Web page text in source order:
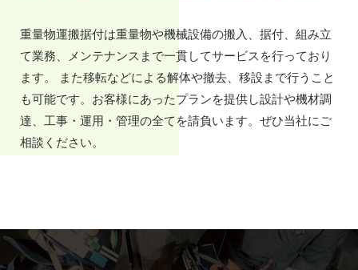
重量物運搬据付は重量物や機械設備の搬入、据付、組み立
て業務、メンテナンスまで一貫してサービスを行っており
ます。 また移転などによる解体や撤去、移設まで行うこと
も可能です。お客様にあったプランを提供し設計や機材調
達、工事・運用・管理の全てを請負います。ぜひ当社にご
相談ください。